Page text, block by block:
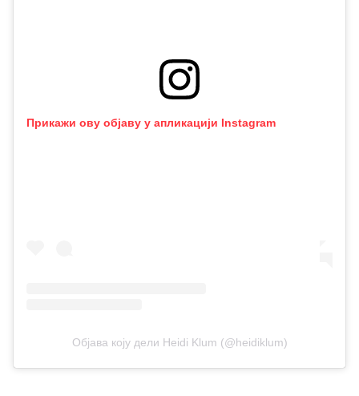
Прикажи ову објаву у апликацији Instagram
Објава коју дели Heidi Klum (@heidiklum)